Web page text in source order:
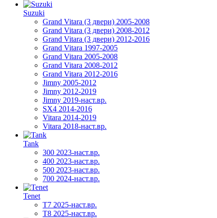
Suzuki
Grand Vitara (3 двери) 2005-2008
Grand Vitara (3 двери) 2008-2012
Grand Vitara (3 двери) 2012-2016
Grand Vitara 1997-2005
Grand Vitara 2005-2008
Grand Vitara 2008-2012
Grand Vitara 2012-2016
Jimny 2005-2012
Jimny 2012-2019
Jimny 2019-наст.вр.
SX4 2014-2016
Vitara 2014-2019
Vitara 2018-наст.вр.
Tank
300 2023-наст.вр.
400 2023-наст.вр.
500 2023-наст.вр.
700 2024-наст.вр.
Tenet
T7 2025-наст.вр.
T8 2025-наст.вр.